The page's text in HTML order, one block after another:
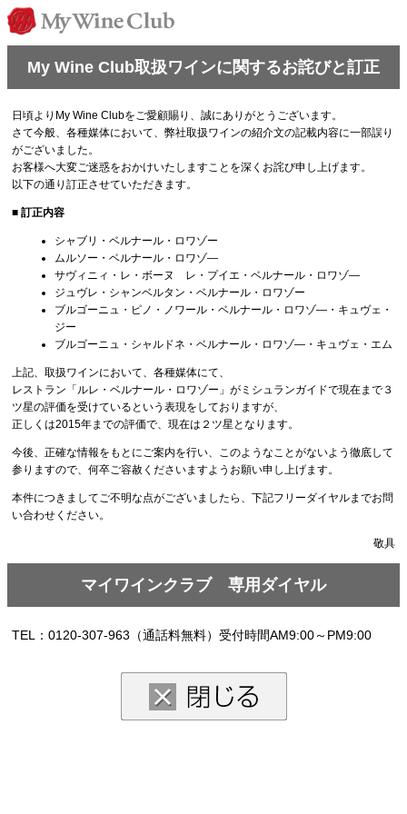
My Wine Club取扱ワインに関するお詫びと訂正
日頃よりMy Wine Clubをご愛顧賜り、誠にありがとうございます。
さて今般、各種媒体において、弊社取扱ワインの紹介文の記載内容に一部誤り
がございました。
お客様へ大変ご迷惑をおかけいたしますことを深くお詫び申し上げます。
以下の通り訂正させていただきます。
■ 訂正内容
シャブリ・ベルナール・ロワゾー
ムルソー・ベルナール・ロワゾ―
サヴィニィ・レ・ボーヌ レ・プイエ・ベルナール・ロワゾ―
ジュヴレ・シャンベルタン・ベルナール・ロワゾー
ブルゴーニュ・ピノ・ノワール・ベルナール・ロワゾ―・キュヴェ・
ジー
ブルゴーニュ・シャルドネ・ベルナール・ロワゾ―・キュヴェ・エム
上記、取扱ワインにおいて、各種媒体にて、
レストラン「ルレ・ベルナール・ロワゾー」がミシュランガイドで現在まで３
ツ星の評価を受けているという表現をしておりますが、
正しくは2015年までの評価で、現在は２ツ星となります。
今後、正確な情報をもとにご案内を行い、このようなことがないよう徹底して
参りますので、何卒ご容赦くださいますようお願い申し上げます。
本件につきましてご不明な点がございましたら、下記フリーダイヤルまでお問
い合わせください。
敬具
マイワインクラブ 専用ダイヤル
TEL：0120-307-963（通話料無料）受付時間AM9:00～PM9:00